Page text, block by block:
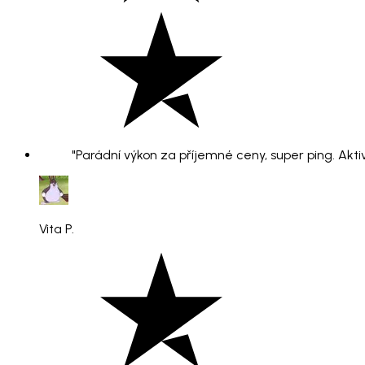
"Parádní výkon za příjemné ceny, super ping.
Vita P.